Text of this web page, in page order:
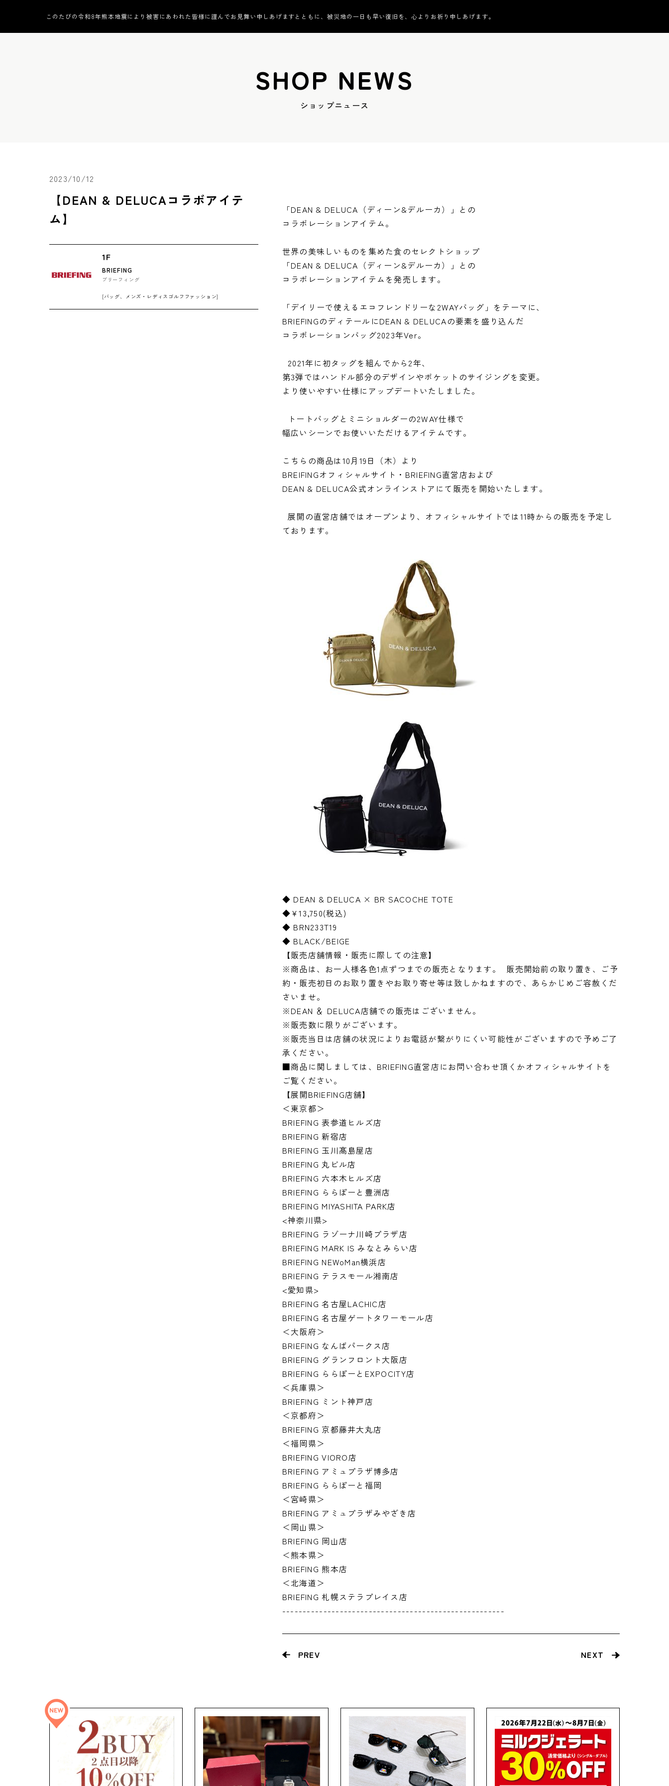
このたびの令和8年熊本地震により被害にあわれた皆様に謹んでお見舞い申しあげますとともに、被災地の一日も早い復旧を、心よりお祈り申しあげます。
SHOP NEWS
ショップニュース
2023/10/12
【DEAN & DELUCAコラボアイテ
ム】
1F
BRIEFING
ブリーフィング
[バッグ、メンズ・レディスゴルフファッション]
「DEAN & DELUCA（ディーン&デルーカ）」との
コラボレーションアイテム。
世界の美味しいものを集めた食のセレクトショップ
「DEAN & DELUCA（ディーン&デルーカ）」との
コラボレーションアイテムを発売します。
「デイリーで使えるエコフレンドリーな2WAYバッグ」をテーマに、
BRIEFINGのディテールにDEAN & DELUCAの要素を盛り込んだ
コラボレーションバッグ2023年Ver。
2021年に初タッグを組んでから2年、
第3弾ではハンドル部分のデザインやポケットのサイジングを変更。
より使いやすい仕様にアップデートいたしました。
トートバッグとミニショルダーの2WAY仕様で
幅広いシーンでお使いいただけるアイテムです。
こちらの商品は10月19日（木）より
BREIFINGオフィシャルサイト・BRIEFING直営店および
DEAN & DELUCA公式オンラインストアにて販売を開始いたします。
展開の直営店舗ではオープンより、オフィシャルサイトでは11時からの販売を予定し
ております。
◆ DEAN & DELUCA × BR SACOCHE TOTE
◆¥13,750(税込)
◆ BRN233T19
◆ BLACK/BEIGE
【販売店舗情報・販売に際しての注意】
※商品は、お一人様各色1点ずつまでの販売となります。 販売開始前の取り置き、ご予
約・販売初日のお取り置きやお取り寄せ等は致しかねますので、あらかじめご容赦くだ
さいませ。
※DEAN ＆ DELUCA店舗での販売はございません。
※販売数に限りがございます。
※販売当日は店舗の状況によりお電話が繋がりにくい可能性がございますので予めご了
承ください。
■商品に関しましては、BRIEFING直営店にお問い合わせ頂くかオフィシャルサイトを
ご覧ください。
【展開BRIEFING店舗】
＜東京都＞
BRIEFING 表参道ヒルズ店
BRIEFING 新宿店
BRIEFING 玉川髙島屋店
BRIEFING 丸ビル店
BRIEFING 六本木ヒルズ店
BRIEFING ららぽーと豊洲店
BRIEFING MIYASHITA PARK店
<神奈川県>
BRIEFING ラゾーナ川崎プラザ店
BRIEFING MARK IS みなとみらい店
BRIEFING NEWoMan横浜店
BRIEFING テラスモール湘南店
<愛知県>
BRIEFING 名古屋LACHIC店
BRIEFING 名古屋ゲートタワーモール店
＜大阪府＞
BRIEFING なんばパークス店
BRIEFING グランフロント大阪店
BRIEFING ららぽーとEXPOCITY店
＜兵庫県＞
BRIEFING ミント神戸店
＜京都府＞
BRIEFING 京都藤井大丸店
＜福岡県＞
BRIEFING VIORO店
BRIEFING アミュプラザ博多店
BRIEFING ららぽーと福岡
＜宮崎県＞
BRIEFING アミュプラザみやざき店
＜岡山県＞
BRIEFING 岡山店
＜熊本県＞
BRIEFING 熊本店
＜北海道＞
BRIEFING 札幌ステラプレイス店
------------------------------------------------------
PREV NEXT